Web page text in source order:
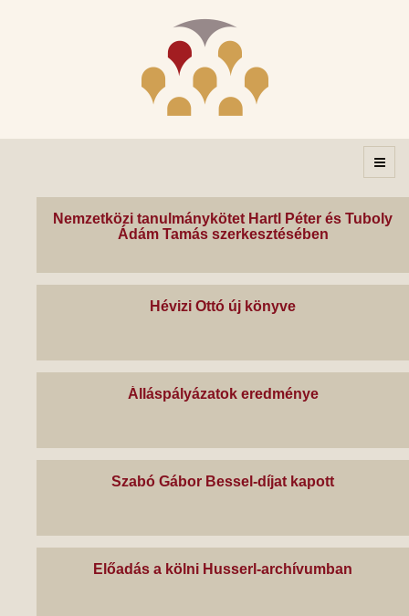
Nemzetközi tanulmánykötet Hartl Péter és Tuboly
Ádám Tamás szerkesztésében
Hévizi Ottó új könyve
Álláspályázatok eredménye
Szabó Gábor Bessel-díjat kapott
Előadás a kölni Husserl-archívumban